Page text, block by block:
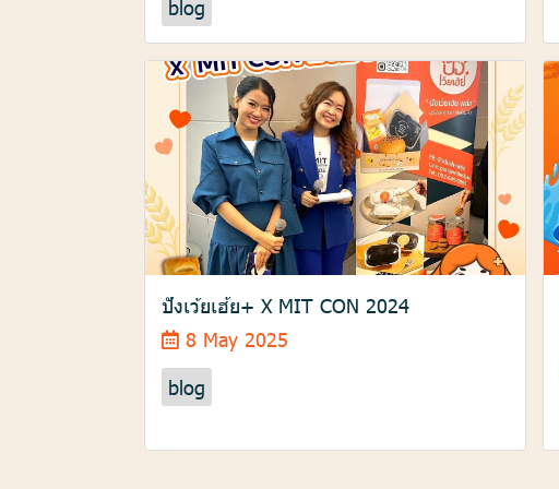
blog
ปังเว้ยเฮ้ย+ X MIT CON 2024
8 May 2025
blog